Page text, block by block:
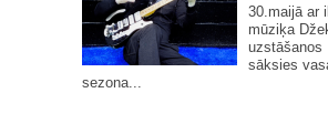
30.maijā ar
mūziķa
uzstāšanos
sāksies
sezona...